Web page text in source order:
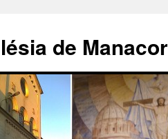
de Manacor